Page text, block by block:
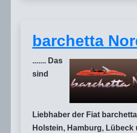
barchetta
....... Das
sind
Liebhaber der Fiat
Holstein, Hamburg, Lübeck